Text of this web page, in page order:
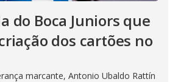
do Boca Juniors que
dos cartões no
marcante, Antonio Ubaldo Rattín